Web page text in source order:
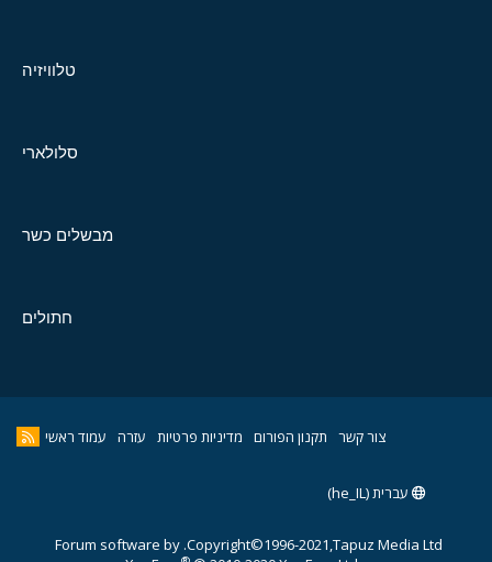
טלוויזיה
סלולארי
מבשלים כשר
חתולים
צור קשר תקנון הפורום מדיניות פרטיות עזרה עמוד ראשי
עברית (he_IL)
Copyright©1996-2021,Tapuz Media Ltd.
Forum software by